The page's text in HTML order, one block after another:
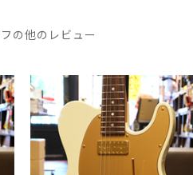
の他のレビュー